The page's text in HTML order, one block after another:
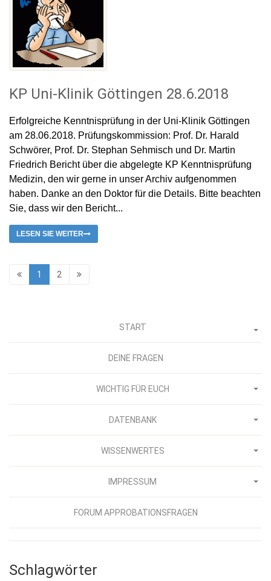
KP Uni-Klinik Göttingen 28.6.2018
Erfolgreiche Kenntnisprüfung in der Uni-Klinik Göttingen
am 28.06.2018. Prüfungskommission: Prof. Dr. Harald
Schwörer, Prof. Dr. Stephan Sehmisch und Dr. Martin
Friedrich Bericht über die abgelegte KP Kenntnisprüfung
Medizin, den wir gerne in unser Archiv aufgenommen
haben. Danke an den Doktor für die Details. Bitte beachten
Sie, dass wir den Bericht...
LESEN SIE WEITER
1 2
START
DEINE FRAGEN
WICHTIG FÜR EUCH
DATENBANK
WISSENWERTES
IMPRESSUM
FORUM APPROBATIONSFRAGEN
Schlagwörter